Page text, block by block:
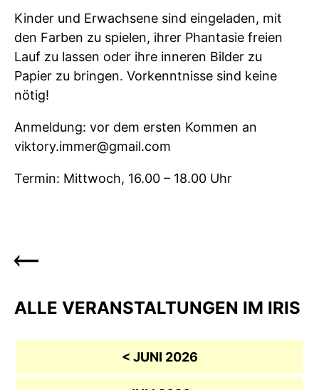
Kinder und Erwachsene sind eingeladen, mit
den Farben zu spielen, ihrer Phantasie freien
Lauf zu lassen oder ihre inneren Bilder zu
Papier zu bringen. Vorkenntnisse sind keine
nötig!
Anmeldung: vor dem ersten Kommen an
viktory.immer@gmail.com
Termin: Mittwoch, 16.00 – 18.00 Uhr
ALLE VERANSTALTUNGEN IM IRIS
< JUNI 2026